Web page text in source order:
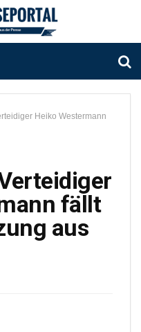
Heiko Westermann
fällt
aus